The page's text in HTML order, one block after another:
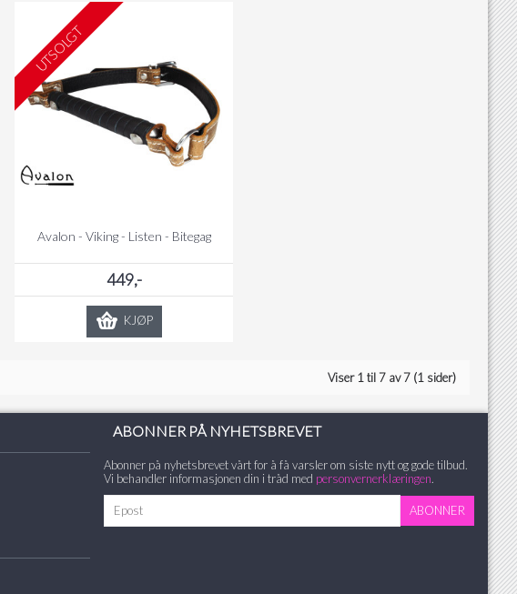
UTSOLGT
Avalon - Viking - Listen - Bitegag
449,-
KJØP
Viser 1 til 7 av 7 (1 sider)
ABONNER PÅ NYHETSBREVET
Abonner på nyhetsbrevet vårt for å få varsler om siste nytt og gode tilbud.
Vi behandler informasjonen din i tråd med personvernerklæringen.
ABONNER